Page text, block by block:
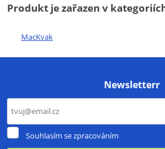
Produkt je zařazen v
MacKvak
Newsletterr
Souhlasím
Souhlasím se zpracováním